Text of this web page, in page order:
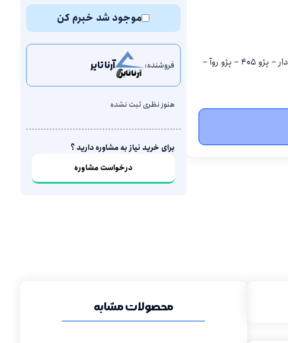
پژو ۲۰۷ – پژوپارس – پژو ۲۰۶ – پژو ۲۰۶ صندوق‌دار – پژو ۴۰۵ – پژو روآ –
موجود شد خبرم کن
فروشنده: آرنا تایر
هنوز نظری ثبت نشده
برای خرید نیاز به مشاوره دارید ؟
درخواست مشاوره
محصولات مشابه